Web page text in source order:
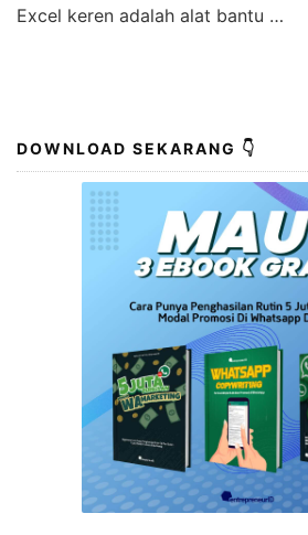
Excel keren adalah alat bantu …
DOWNLOAD SEKARANG 👇